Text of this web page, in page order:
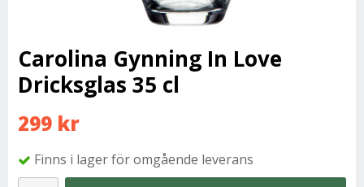
Carolina Gynning In Love
Dricksglas 35 cl
299 kr
Finns i lager för omgående leverans